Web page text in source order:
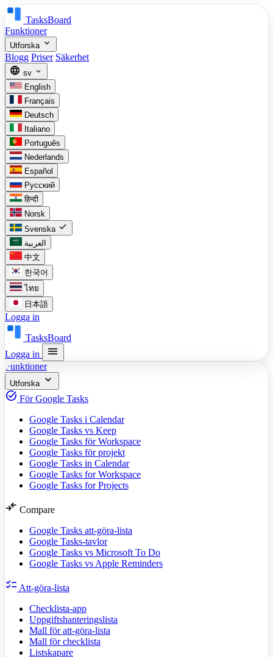
TasksBoard
Funktioner
Utforska expand_more
Blogg Priser Säkerhet
language sv expand_more
English
Français
Deutsch
Italiano
Português
Nederlands
Español
Русский
हिन्दी
Norsk
Svenska check
العربية
中文
한국어
ไทย
日本語
Logga in
TasksBoard
Logga in
menu
Funktioner
Utforska expand_more
task_alt För Google Tasks
Google Tasks i Calendar
Google Tasks vs Keep
Google Tasks för Workspace
Google Tasks för projekt
Google Tasks in Calendar
Google Tasks for Workspace
Google Tasks for Projects
compare_arrows Compare
Google Tasks att-göra-lista
Google Tasks-tavlor
Google Tasks vs Microsoft To Do
Google Tasks vs Apple Reminders
checklist Att-göra-lista
Checklista-app
Uppgiftshanteringslista
Mall för att-göra-lista
Mall för checklista
Listskapare